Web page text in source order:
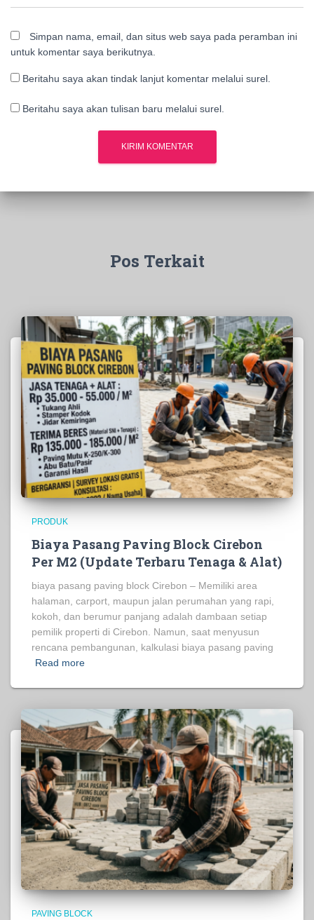
Simpan nama, email, dan situs web saya pada peramban ini
untuk komentar saya berikutnya.
Beritahu saya akan tindak lanjut komentar melalui surel.
Beritahu saya akan tulisan baru melalui surel.
Pos Terkait
PRODUK
Biaya Pasang Paving Block Cirebon
Per M2 (Update Terbaru Tenaga & Alat)
biaya pasang paving block Cirebon – Memiliki area
halaman, carport, maupun jalan perumahan yang rapi,
kokoh, dan berumur panjang adalah dambaan setiap
pemilik properti di Cirebon. Namun, saat menyusun
rencana pembangunan, kalkulasi biaya pasang paving
Read more
PAVING BLOCK